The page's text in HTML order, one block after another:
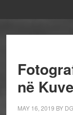
në
MAY 16, 2019 BY